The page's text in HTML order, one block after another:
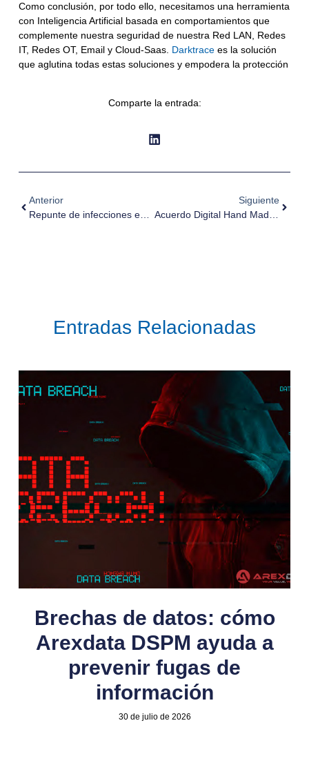
Como conclusión, por todo ello, necesitamos una herramienta
con Inteligencia Artificial basada en comportamientos que
complemente nuestra seguridad de nuestra Red LAN, Redes
IT, Redes OT, Email y Cloud-Saas. Darktrace es la solución
que aglutina todas estas soluciones y empodera la protección
Comparte la entrada:
Anterior
Repunte de infecciones en correo electronico por word
Siguiente
Entradas Relacionadas
Brechas de datos: cómo
Arexdata DSPM ayuda a
prevenir fugas de
información
30 de julio de 2026